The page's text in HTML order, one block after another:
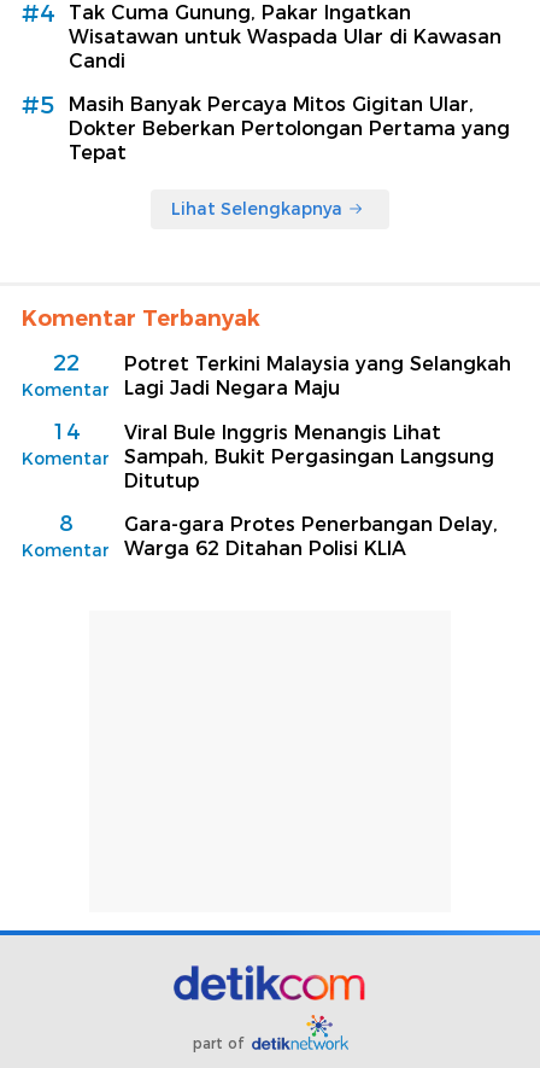
#4
Tak Cuma Gunung, Pakar Ingatkan
Wisatawan untuk Waspada Ular di Kawasan
Candi
#5
Masih Banyak Percaya Mitos Gigitan Ular,
Dokter Beberkan Pertolongan Pertama yang
Tepat
Lihat Selengkapnya
Komentar Terbanyak
22
Komentar
Potret Terkini Malaysia yang Selangkah
Lagi Jadi Negara Maju
14
Komentar
Viral Bule Inggris Menangis Lihat
Sampah, Bukit Pergasingan Langsung
Ditutup
8
Komentar
Gara-gara Protes Penerbangan Delay,
Warga 62 Ditahan Polisi KLIA
part of